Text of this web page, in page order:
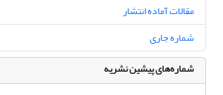
مقالات آماده انتشار
شماره جاری
شماره‌های پیشین نشریه